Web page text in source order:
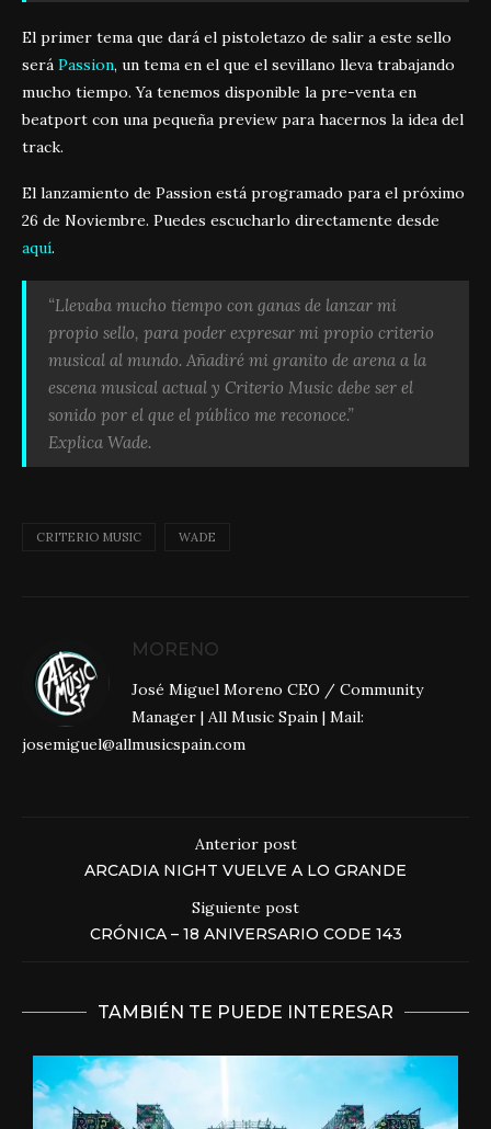
El primer tema que dará el pistoletazo de salir a este sello
será Passion, un tema en el que el sevillano lleva trabajando
mucho tiempo. Ya tenemos disponible la pre-venta en
beatport con una pequeña preview para hacernos la idea del
track.
El lanzamiento de Passion está programado para el próximo
26 de Noviembre. Puedes escucharlo directamente desde
aquí.
“Llevaba mucho tiempo con ganas de lanzar mi
propio sello, para poder expresar mi propio criterio
musical al mundo. Añadiré mi granito de arena a la
escena musical actual y Criterio Music debe ser el
sonido por el que el público me reconoce.”
Explica Wade.
CRITERIO MUSIC WADE
MORENO
José Miguel Moreno CEO / Community
Manager | All Music Spain | Mail:
josemiguel@allmusicspain.com
Anterior post
ARCADIA NIGHT VUELVE A LO GRANDE
Siguiente post
CRÓNICA – 18 ANIVERSARIO CODE 143
TAMBIÉN TE PUEDE INTERESAR